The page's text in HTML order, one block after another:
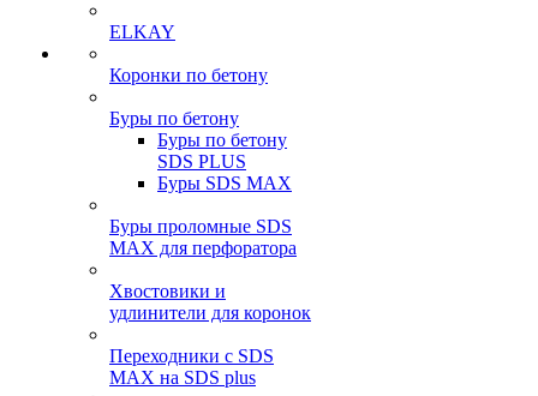
ELKAY
Коронки по бетону
Буры по бетону
Буры по бетону
SDS PLUS
Буры SDS MAX
Буры проломные SDS
MAX для перфоратора
Хвостовики и
удлинители для коронок
Переходники с SDS
MAX на SDS plus